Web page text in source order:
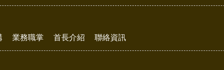
業務職掌 首長介紹 聯絡資訊